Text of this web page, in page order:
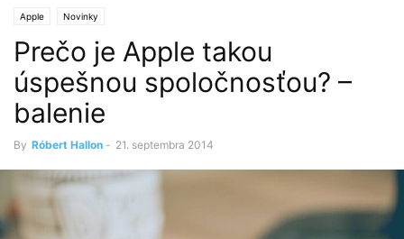
Apple Novinky
Prečo je Apple takou
úspešnou spoločnosťou? –
balenie
By Róbert Hallon - 21. septembra 2014